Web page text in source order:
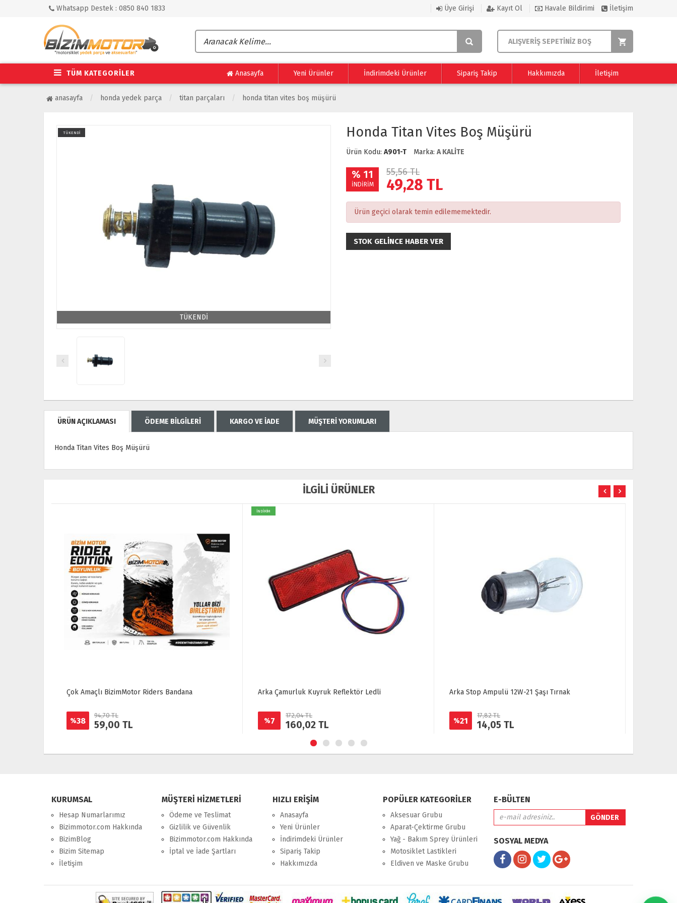
Whatsapp Destek : 0850 840 1833 Üye Girişi Kayıt Ol Havale Bildirimi İletişim
ALIŞVERİŞ SEPETİNİZ BOŞ
TÜM KATEGORİLER Anasayfa Yeni Ürünler İndirimdeki Ürünler Sipariş Takip Hakkımızda İletişim
anasayfa honda yedek parça ti̇tan parçaları honda titan vites boş müşürü
TÜKENDİ
TÜKENDİ
Honda Titan Vites Boş Müşürü
Ürün Kodu: A901-T Marka: A KALİTE
% 11
İNDİRİM
55,56 TL
49,28 TL
Ürün geçici olarak temin edilememektedir.
STOK GELINCE HABER VER
ÜRÜN AÇIKLAMASI ÖDEME BİLGİLERİ KARGO VE İADE MÜŞTERİ YORUMLARI
Honda Titan Vites Boş Müşürü
İLGİLİ ÜRÜNLER
Çok Amaçlı BizimMotor Riders Bandana
%38
94,70 TL
59,00 TL
İNDİRİM
Arka Çamurluk Kuyruk Reflektör Ledli
%7
172,04 TL
160,02 TL
Arka Stop Ampulü 12W-21 Şaşı Tırnak
%21
17,82 TL
14,05 TL
KURUMSAL
Hesap Numarlarımız
Bizimmotor.com Hakkında
BizimBlog
Bizim Sitemap
İletişim
MÜŞTERİ HİZMETLERİ
Ödeme ve Teslimat
Gizlilik ve Güvenlik
Bizimmotor.com Hakkında
İptal ve İade Şartları
HIZLI ERİŞİM
Anasayfa
Yeni Ürünler
İndirimdeki Ürünler
Sipariş Takip
Hakkımızda
POPÜLER KATEGORİLER
Aksesuar Grubu
Aparat-Çektirme Grubu
Yağ - Bakım Sprey Ürünleri
Motosiklet Lastikleri
Eldiven ve Maske Grubu
E-BÜLTEN
SOSYAL MEDYA